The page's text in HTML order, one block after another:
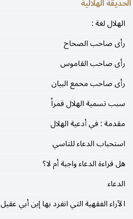
الحديقة الهلالية
الهلال لغة :
رأى صاحب الصحاح
رأى صاحب القاموس
رأى صاحب محمع البيان
سبب تسمية الهلال قمراً
مقدمة : في أدعية الهلال
استحباب الدعاء للتاسي
هل قراءة الدعاء واجبة أم لا؟
الدعاء
الآراء الفقهية التي انفرد بها إبن أبي عقيل
صفحاً عن إنارة شهاب
واقتصرنا على إهداء طرائف
رياض الوداد هواطلها ،
في مسالك الاتحاد قوافلها
تتهادى في جادة
________________________
(١) نبهنا عليها فضيلة العلّامة